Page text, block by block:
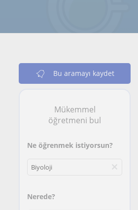
Bu aramayı kaydet
Mükemmel
öğretmeni bul
Ne öğrenmek istiyorsun?
Nerede?